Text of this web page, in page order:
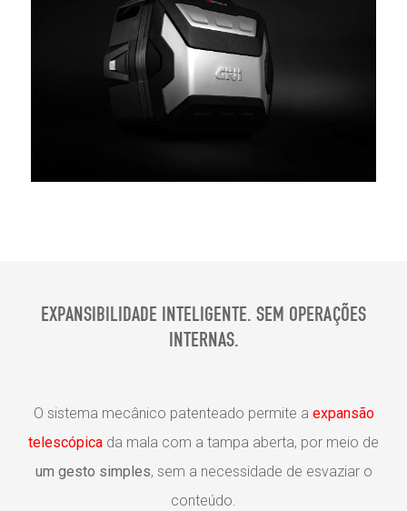
EXPANSIBILIDADE INTELIGENTE. SEM OPERAÇÕES
INTERNAS.
O sistema mecânico patenteado permite a expansão
telescópica da mala com a tampa aberta, por meio de
um gesto simples, sem a necessidade de esvaziar o
conteúdo.